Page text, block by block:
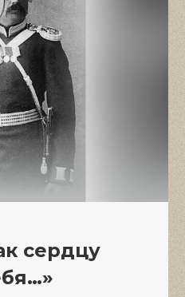
сердцу